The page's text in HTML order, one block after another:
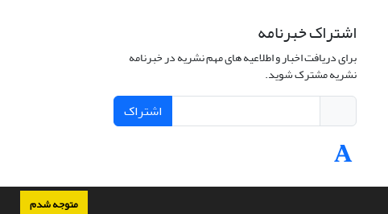
متوجه شدم
اشتراک خبرنامه
برای دریافت اخبار و اطلاعیه های مهم نشریه در خبرنامه
نشریه مشترک شوید.
اشتراک